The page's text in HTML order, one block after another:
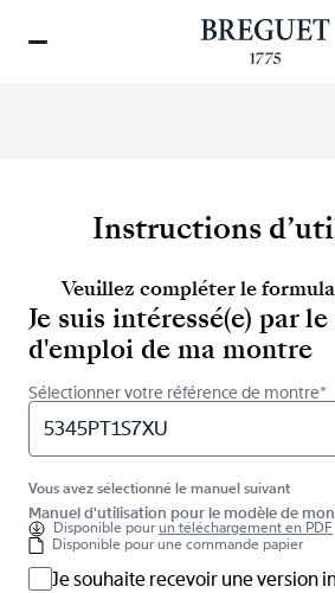
Instructions
Veuillez compléter le
Je suis intéressé(e) par
d'emploi de ma montre
Sélectionner votre référence de montre*
5345PT1S7XU
Vous avez sélectionné le manuel suivant
Manuel d'utilisation pour le modèle de
Disponible pourun téléchargement en PDF
Disponible pour une commande papier
Je souhaite recevoir une version